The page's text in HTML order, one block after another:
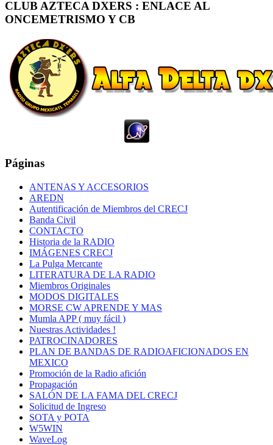
CLUB AZTECA DXERS : ENLACE AL
ONCEMETRISMO Y CB
Páginas
ANTENAS Y ACCESORIOS
AREDN
Autentificación de Miembros del CRECJ
Banda Civil
CONTACTO
Historia de la RADIO
IMÁGENES CRECJ
La Pulga Mercante
LITERATURA DE LA RADIO
Miembros Originales
MODOS DIGITALES
MORSE CW APRENDE Y MAS
Mumla APP ( muy fácil )
Nuestras Actividades !
PATROCINADORES
PLAN DE BANDAS DE RADIOAFICIONADOS EN
MEXICO
Promoción de la Radio afición
Propagación
SALÓN DE LA FAMA DEL CRECJ
Solicitud de Ingreso
SOTA y POTA
W5WIN
WaveLog